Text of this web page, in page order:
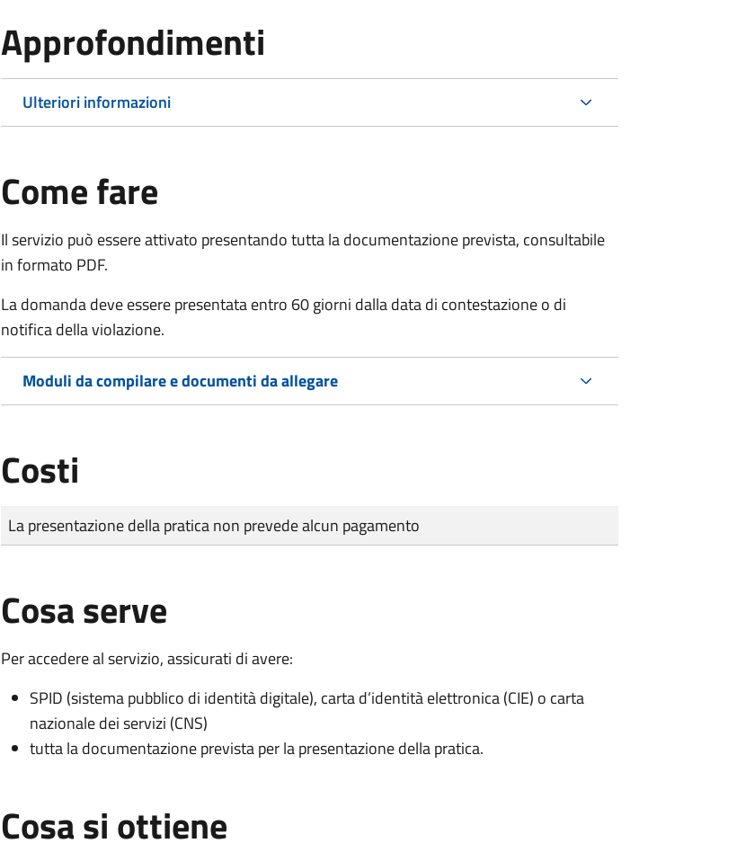
Approfondimenti
Ulteriori informazioni
Come fare
Il servizio può essere attivato presentando tutta la documentazione prevista, consultabile
in formato PDF.
La domanda deve essere presentata entro 60 giorni dalla data di contestazione o di
notifica della violazione.
Moduli da compilare e documenti da allegare
Costi
Tipo di pagamento
Importo
La presentazione della pratica non prevede alcun pagamento
Cosa serve
Per accedere al servizio, assicurati di avere:
SPID (sistema pubblico di identità digitale), carta d’identità elettronica (CIE) o carta
nazionale dei servizi (CNS)
tutta la documentazione prevista per la presentazione della pratica.
Cosa si ottiene